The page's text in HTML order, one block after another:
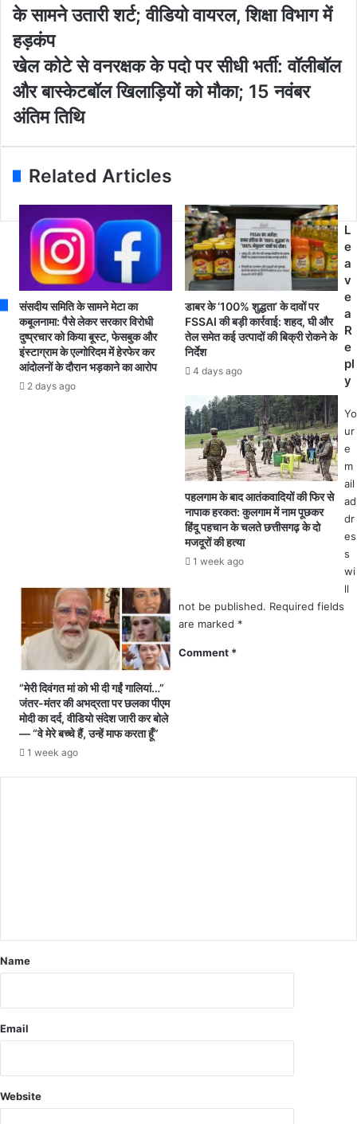
r
E
m
a
a
d
r
e
में
धु
त
टी
च
ने
रू
म
ब
क्षि
का
ओं
के
सा
क्षा
वि
भा
के सामने उतारी शर्ट; वीडियो वायरल, शिक्षा विभाग में
हड़कंप
खे
को
टे
व
सी
धी
र्ती
को
ब
खेल कोटे से वनरक्षक के पदो पर सीधी भर्ती: वॉलीबॉल
और बास्केटबॉल खिलाड़ियों को मौका; 15 नवंबर
अंतिम तिथि
Related Articles
संसदीय समिति के सामने मेटा का
कबूलनामा: पैसे लेकर सरकार विरोधी
दुष्प्रचार को किया बूस्ट, फेसबुक और
इंस्टाग्राम के एल्गोरिदम में हेरफेर कर
आंदोलनों के दौरान भड़काने का आरोप
2 days ago
डाबर के ‘100% शुद्धता’ के दावों पर
FSSAI की बड़ी कार्रवाई: शहद, घी और
तेल समेत कई उत्पादों की बिक्री रोकने के
निर्देश
4 days ago
पहलगाम के बाद आतंकवादियों की फिर से
नापाक हरकत: कुलगाम में नाम पूछकर
हिंदू पहचान के चलते छत्तीसगढ़ के दो
मजदूरों की हत्या
1 week ago
“मेरी दिवंगत मां को भी दी गईं गालियां…”
जंतर-मंतर की अभद्रता पर छलका पीएम
मोदी का दर्द, वीडियो संदेश जारी कर बोले
— “वे मेरे बच्चे हैं, उन्हें माफ करता हूँ”
1 week ago
L
e
a
v
e
a
R
e
pl
y
Yo
ur
e
m
ail
ad
dr
es
s
wi
ll
not be published. Required fields
are marked *
Comment *
Name
Email
Website